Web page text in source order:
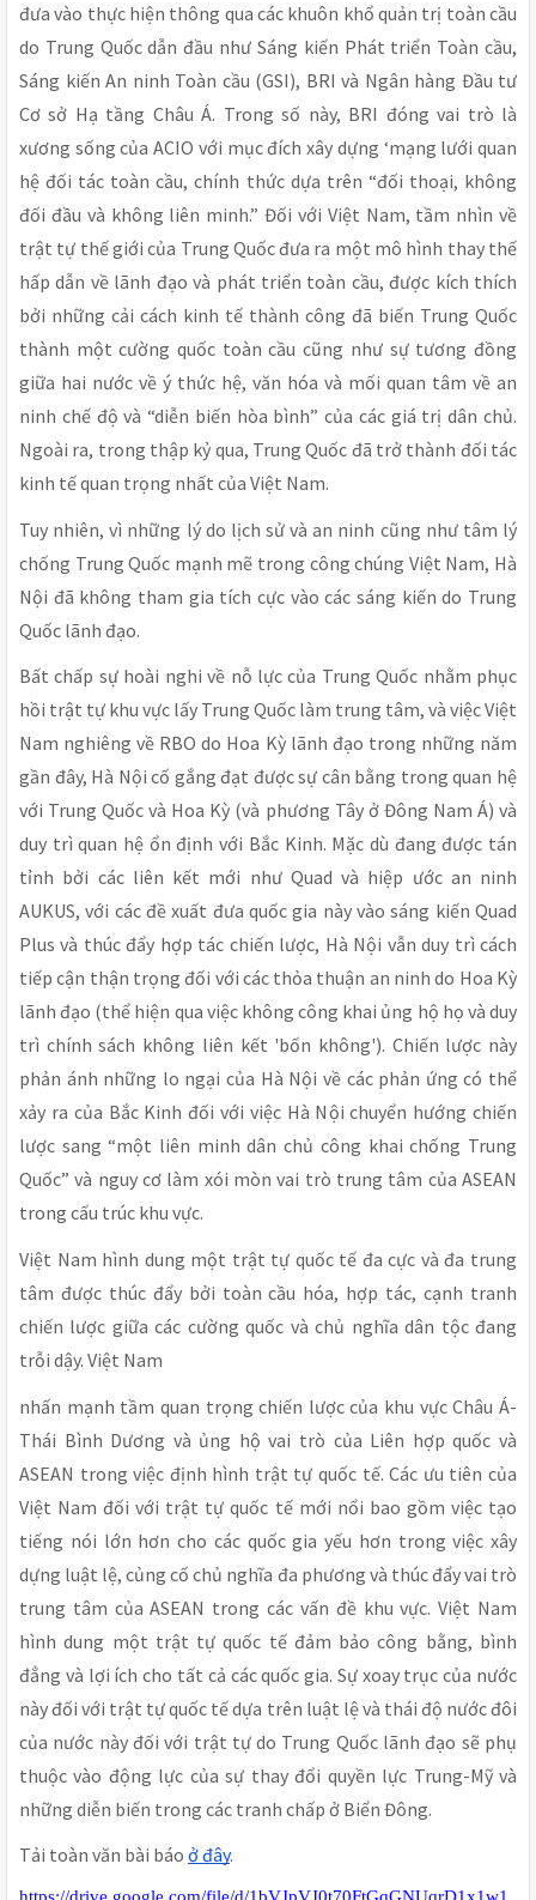
đưa vào thực hiện thông qua các khuôn khổ quản trị toàn cầu
do Trung Quốc dẫn đầu như Sáng kiến Phát triển Toàn cầu,
Sáng kiến An ninh Toàn cầu (GSI), BRI và Ngân hàng Đầu tư
Cơ sở Hạ tầng Châu Á. Trong số này, BRI đóng vai trò là
xương sống của ACIO với mục đích xây dựng ‘mạng lưới quan
hệ đối tác toàn cầu, chính thức dựa trên “đối thoại, không
đối đầu và không liên minh.” Đối với Việt Nam, tầm nhìn về
trật tự thế giới của Trung Quốc đưa ra một mô hình thay thế
hấp dẫn về lãnh đạo và phát triển toàn cầu, được kích thích
bởi những cải cách kinh tế thành công đã biến Trung Quốc
thành một cường quốc toàn cầu cũng như sự tương đồng
giữa hai nước về ý thức hệ, văn hóa và mối quan tâm về an
ninh chế độ và “diễn biến hòa bình” của các giá trị dân chủ.
Ngoài ra, trong thập kỷ qua, Trung Quốc đã trở thành đối tác
kinh tế quan trọng nhất của Việt Nam.
Tuy nhiên, vì những lý do lịch sử và an ninh cũng như tâm lý
chống Trung Quốc mạnh mẽ trong công chúng Việt Nam, Hà
Nội đã không tham gia tích cực vào các sáng kiến do Trung
Quốc lãnh đạo.
Bất chấp sự hoài nghi về nỗ lực của Trung Quốc nhằm phục
hồi trật tự khu vực lấy Trung Quốc làm trung tâm, và việc Việt
Nam nghiêng về RBO do Hoa Kỳ lãnh đạo trong những năm
gần đây, Hà Nội cố gắng đạt được sự cân bằng trong quan hệ
với Trung Quốc và Hoa Kỳ (và phương Tây ở Đông Nam Á) và
duy trì quan hệ ổn định với Bắc Kinh. Mặc dù đang được tán
tỉnh bởi các liên kết mới như Quad và hiệp ước an ninh
AUKUS, với các đề xuất đưa quốc gia này vào sáng kiến Quad
Plus và thúc đẩy hợp tác chiến lược, Hà Nội vẫn duy trì cách
tiếp cận thận trọng đối với các thỏa thuận an ninh do Hoa Kỳ
lãnh đạo (thể hiện qua việc không công khai ủng hộ họ và duy
trì chính sách không liên kết 'bốn không'). Chiến lược này
phản ánh những lo ngại của Hà Nội về các phản ứng có thể
xảy ra của Bắc Kinh đối với việc Hà Nội chuyển hướng chiến
lược sang “một liên minh dân chủ công khai chống Trung
Quốc” và nguy cơ làm xói mòn vai trò trung tâm của ASEAN
trong cấu trúc khu vực.
Việt Nam hình dung một trật tự quốc tế đa cực và đa trung
tâm được thúc đẩy bởi toàn cầu hóa, hợp tác, cạnh tranh
chiến lược giữa các cường quốc và chủ nghĩa dân tộc đang
trỗi dậy. Việt Nam
nhấn mạnh tầm quan trọng chiến lược của khu vực Châu Á-
Thái Bình Dương và ủng hộ vai trò của Liên hợp quốc và
ASEAN trong việc định hình trật tự quốc tế. Các ưu tiên của
Việt Nam đối với trật tự quốc tế mới nổi bao gồm việc tạo
tiếng nói lớn hơn cho các quốc gia yếu hơn trong việc xây
dựng luật lệ, củng cố chủ nghĩa đa phương và thúc đẩy vai trò
trung tâm của ASEAN trong các vấn đề khu vực. Việt Nam
hình dung một trật tự quốc tế đảm bảo công bằng, bình
đẳng và lợi ích cho tất cả các quốc gia. Sự xoay trục của nước
này đối với trật tự quốc tế dựa trên luật lệ và thái độ nước đôi
của nước này đối với trật tự do Trung Quốc lãnh đạo sẽ phụ
thuộc vào động lực của sự thay đổi quyền lực Trung-Mỹ và
những diễn biến trong các tranh chấp ở Biển Đông.
Tải toàn văn bài báo ở đây.